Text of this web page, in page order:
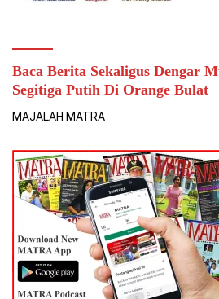
Baca Berita Sekaligus
Segitiga Putih Di Orange Bulat
MAJALAH MATRA